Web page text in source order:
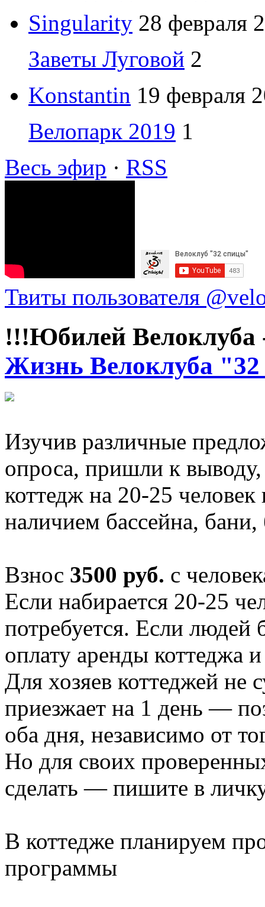
Singularity 28 февраля
Заветы Луговой 2
Konstantin 19 февраля
Велопарк 2019 1
Весь эфир · RSS
Твиты пользователя
!!!Юбилей Велоклуба
Жизнь Велоклуба
Изучив различные
опроса, пришли к
коттедж на 20-25
наличием бассейна, бани,
Взнос 3500 руб. с
Если набирается 20-25
потребуется. Если людей
оплату аренды коттеджа
Для хозяев коттеджей не
приезжает на 1 день —
оба дня, независимо от
Но для своих
сделать — пишите в
В коттедже планируем
программы